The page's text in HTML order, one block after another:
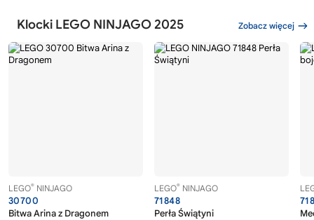
Klocki LEGO NINJAGO 2025 Zobacz więcej
LEGO® NINJAGO
30700
Bitwa Arina z Dragonem
LEGO® NINJAGO
71848
Perła Świątyni